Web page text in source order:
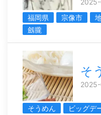
福岡県
宗像市
劔朧
そ
そうめん ビッグデ